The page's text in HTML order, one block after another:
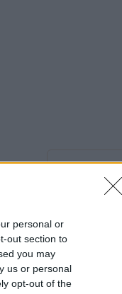
personal or
out section to
you may
us or personal
opt-out of the
PIÙ LETTI
Novità
cosa è
2
Due
seminari